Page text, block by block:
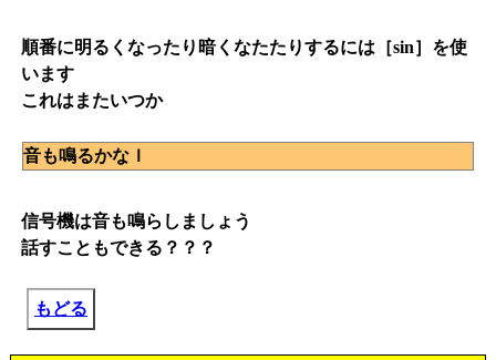
順番に明るくなったり暗くなたたりするには［sin］を使
います
これはまたいつか
音も鳴るかなｌ
信号機は音も鳴らしましょう
話すこともできる？？？
もどる